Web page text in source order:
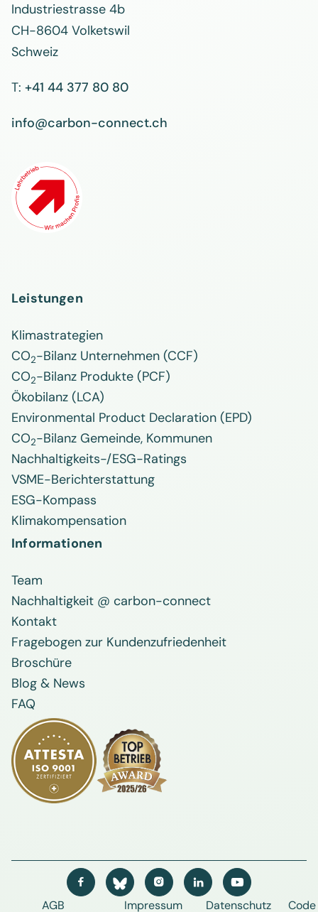
Industriestrasse 4b
CH-8604 Volketswil
Schweiz
T: +41 44 377 80 80
info@carbon-connect.ch
Leistungen
Klimastrategien
CO2-Bilanz Unternehmen (CCF)
CO2-Bilanz Produkte (PCF)
Ökobilanz (LCA)
Environmental Product Declaration (EPD)
CO2-Bilanz Gemeinde, Kommunen
Nachhaltigkeits-/ESG-Ratings
VSME-Berichterstattung
ESG-Kompass
Klimakompensation
Informationen
Team
Nachhaltigkeit @ carbon-connect
Kontakt
Fragebogen zur Kundenzufriedenheit
Broschüre
Blog & News
FAQ
AGB Impressum Datenschutz
   